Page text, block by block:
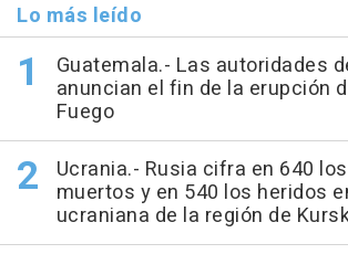
Lo más leído
Guatemala.- Las autoridades
anuncian el fin de la erupción
Fuego
Ucrania.- Rusia cifra en 640
muertos y en 540 los heridos
ucraniana de la región de